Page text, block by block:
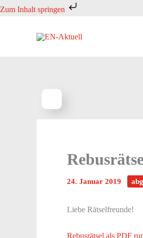
Zum Inhalt springen
Zum
24. Januar 2019
Liebe Rätselfreunde!
Rebusrätsel als PDF